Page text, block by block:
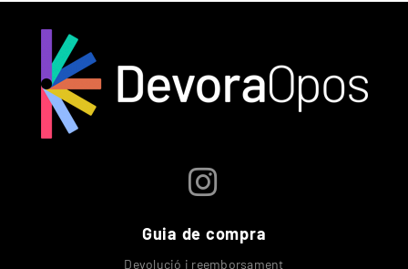
Guia de compra
Devolució i reemborsament